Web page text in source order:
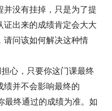
并没有挂掉，只是为了提
证出来的成绩肯定会大大
请问该如何解决这种情
心，只要你这门课最终
绩并不会影响最终的
最终通过的成绩为准。如